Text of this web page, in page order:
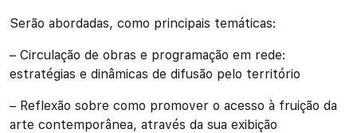
Serão abordadas, como principais temáticas:
– Circulação de obras e programação em rede:
estratégias e dinâmicas de difusão pelo território
– Reflexão sobre como promover o acesso à fruição da
arte contemporânea, através da sua exibição